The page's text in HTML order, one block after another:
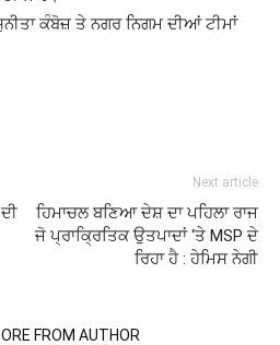
ਕੰਬੋਜ਼ ਤੇ ਨਗਰ ਨਿਗਮ ਦੀਆਂ ਟੀਮਾਂ
Next article
ਹਿਮਾਚਲ ਬਣਿਆ ਦੇਸ਼ ਦਾ ਪਹਿਲਾ ਰਾਜ
ਜੋ ਪ੍ਰਾਕ੍ਰਿਤਿਕ ਉਤਪਾਦਾਂ ‘ਤੇ MSP ਦੇ
ਰਿਹਾ ਹੈ : ਹੇਮਿਸ ਨੇਗੀ
FROM AUTHOR